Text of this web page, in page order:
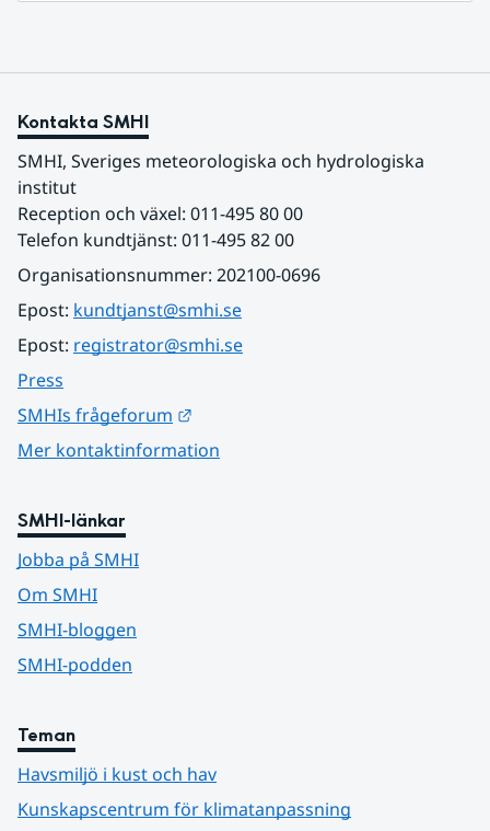
Kontakta SMHI
SMHI, Sveriges meteorologiska och hydrologiska
institut
Reception och växel: 011-495 80 00
Telefon kundtjänst: 011-495 82 00
Organisationsnummer: 202100-0696
Epost: kundtjanst@smhi.se
Epost: registrator@smhi.se
Press
SMHIs frågeforum
Mer kontaktinformation
SMHI-länkar
Jobba på SMHI
Om SMHI
SMHI-bloggen
SMHI-podden
Teman
Havsmiljö i kust och hav
Kunskapscentrum för klimatanpassning